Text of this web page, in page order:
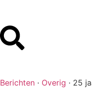
Berichten · Overig · 25